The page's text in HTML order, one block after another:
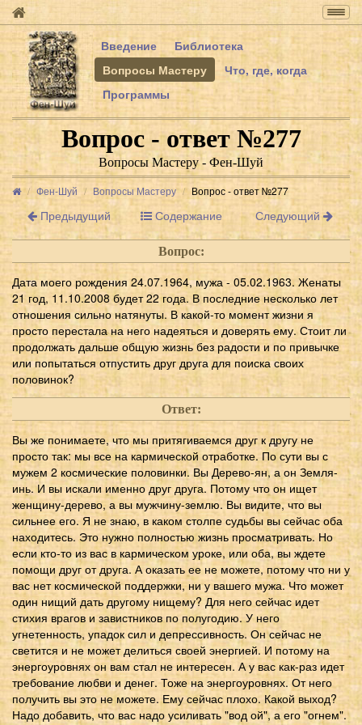
Введение
Библиотека
Вопросы Мастеру
Что, где, когда
Программы
Вопрос - ответ №277
Вопросы Мастеру - Фен-Шуй
Фен-Шуй Вопросы Мастеру Вопрос - ответ №277
Предыдущий Содержание Следующий
Вопрос:
Дата моего рождения 24.07.1964, мужа - 05.02.1963. Женаты
21 год, 11.10.2008 будет 22 года. В последние несколько лет
отношения сильно натянуты. В какой-то момент жизни я
просто перестала на него надеяться и доверять ему. Стоит ли
продолжать дальше общую жизнь без радости и по привычке
или попытаться отпустить друг друга для поиска своих
половинок?
Ответ:
Вы же понимаете, что мы притягиваемся друг к другу не
просто так: мы все на кармической отработке. По сути вы с
мужем 2 космические половинки. Вы Дерево-ян, а он Земля-
инь. И вы искали именно друг друга. Потому что он ищет
женщину-дерево, а вы мужчину-землю. Вы видите, что вы
сильнее его. Я не знаю, в каком столпе судьбы вы сейчас оба
находитесь. Это нужно полностью жизнь просматривать. Но
если кто-то из вас в кармическом уроке, или оба, вы ждете
помощи друг от друга. А оказать ее не можете, потому что ни у
вас нет космической поддержки, ни у вашего мужа. Что может
один нищий дать другому нищему? Для него сейчас идет
стихия врагов и завистников по полугодию. У него
угнетенность, упадок сил и депрессивность. Он сейчас не
светится и не может делиться своей энергией. И потому на
энергоуровнях он вам стал не интересен. А у вас как-раз идет
требование любви и денег. Тоже на энергоуровнях. От него
получить вы это не можете. Ему сейчас плохо. Какой выход?
Надо добавить, что вас надо усиливать "вод ой", а его "огнем".